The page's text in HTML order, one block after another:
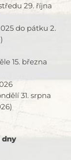
29. října
do pátku 2.
15. března
31. srpna
dny